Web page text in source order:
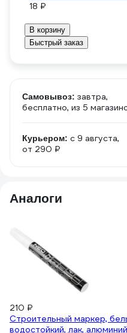
18 ₽
В корзину
Быстрый заказ
Самовывоз: завтра,
бесплатно, из 5
Курьером: c 9 августа,
от 290 ₽
Аналоги
210 ₽
Строительный маркер,
водостойкий, лак,